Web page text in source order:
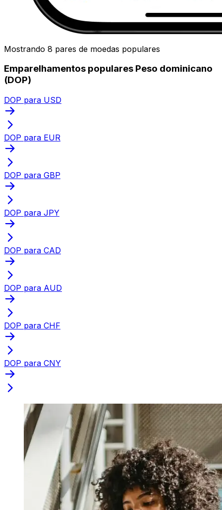
Mostrando 8 pares de moedas populares
Emparelhamentos populares Peso dominicano
(DOP)
DOP para USD
DOP para EUR
DOP para GBP
DOP para JPY
DOP para CAD
DOP para AUD
DOP para CHF
DOP para CNY